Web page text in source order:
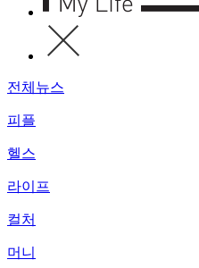
전체뉴스
피플
헬스
라이프
컬처
머니